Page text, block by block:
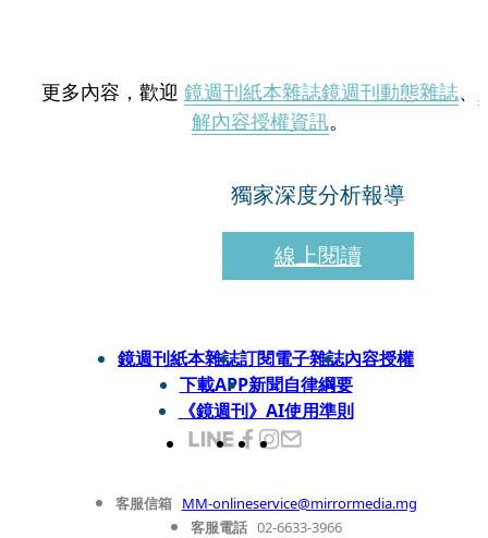
更多內容，歡迎 鏡週刊紙本雜誌鏡週刊動態雜誌、
解內容授權資訊。
獨家深度分析報導
線上閱讀
鏡週刊紙本雜誌訂閱電子雜誌內容授權
下載APP新聞自律綱要
《鏡週刊》AI使用準則
客服信箱 MM-onlineservice@mirrormedia.mg
客服電話 02-6633-3966